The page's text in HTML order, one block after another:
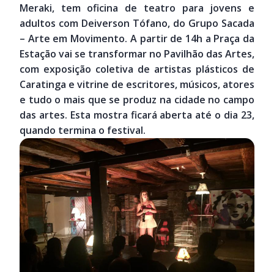
Meraki, tem oficina de teatro para jovens e
adultos com Deiverson Tófano, do Grupo Sacada
– Arte em Movimento. A partir de 14h a Praça da
Estação vai se transformar no Pavilhão das Artes,
com exposição coletiva de artistas plásticos de
Caratinga e vitrine de escritores, músicos, atores
e tudo o mais que se produz na cidade no campo
das artes. Esta mostra ficará aberta até o dia 23,
quando termina o festival.